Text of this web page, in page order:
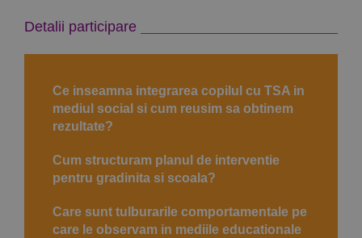
Detalii participare
Ce inseamna integrarea copilul cu TSA in
mediul social si cum reusim sa obtinem
rezultate?
Cum structuram planul de interventie
pentru gradinita si scoala?
Care sunt tulburarile comportamentale pe
care le observam in mediile educationale